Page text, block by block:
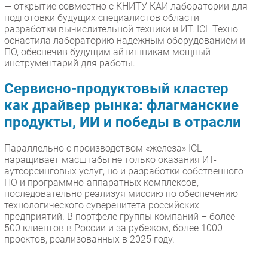
— открытие совместно с КНИТУ-КАИ лаборатории для
подготовки будущих специалистов области
разработки вычислительной техники и ИТ. ICL Техно
оснастила лабораторию надежным оборудованием и
ПО, обеспечив будущим айтишникам мощный
инструментарий для работы.
Сервисно-продуктовый кластер
как драйвер рынка: флагманские
продукты, ИИ и победы в отрасли
Параллельно с производством «железа» ICL
наращивает масштабы не только оказания ИТ-
аутсорсинговых услуг, но и разработки собственного
ПО и программно-аппаратных комплексов,
последовательно реализуя миссию по обеспечению
технологического суверенитета российских
предприятий. В портфеле группы компаний – более
500 клиентов в России и за рубежом, более 1000
проектов, реализованных в 2025 году.